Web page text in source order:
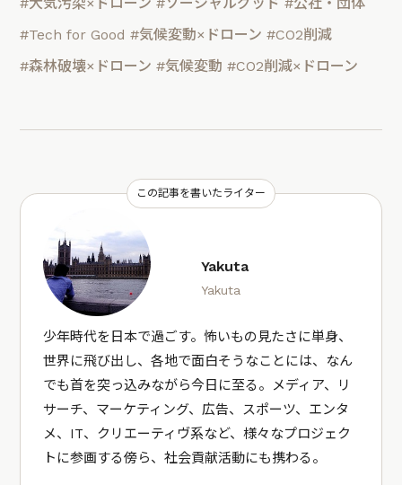
#Tech for Good #気候変動×ドローン #CO2削減
#森林破壊×ドローン #気候変動 #CO2削減×ドローン
この記事を書いたライター
Yakuta
Yakuta
少年時代を日本で過ごす。怖いもの見たさに単身、
世界に飛び出し、各地で面白そうなことには、なん
でも首を突っ込みながら今日に至る。メディア、リ
サーチ、マーケティング、広告、スポーツ、エンタ
メ、IT、クリエーティヴ系など、様々なプロジェク
トに参画する傍ら、社会貢献活動にも携わる。